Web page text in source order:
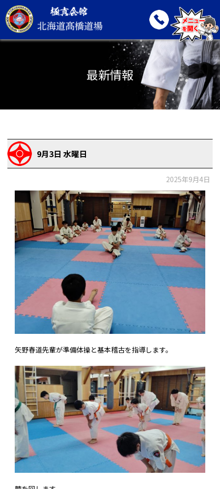
最新情報
9月3日 水曜日
2025年9月4日
矢野春道先輩が準備体操と基本稽古を指導します。